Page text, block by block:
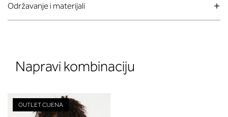
Održavanje i materijali
Napravi kombinaciju
OUTLET CIJENA